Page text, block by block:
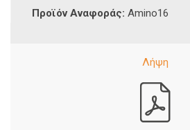
Προϊόν Αναφοράς: Amino16